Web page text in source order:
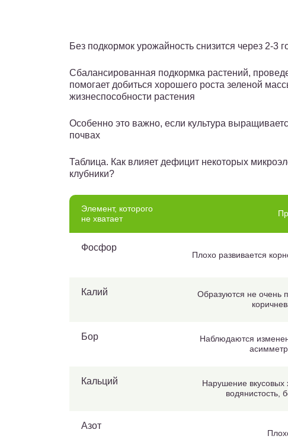
Без подкормок урожайность снизится через 2-3
Сбалансированная подкормка растений,
помогает добиться хорошего роста зеленой
жизнеспособности растения
Особенно это важно, если культура
почвах
Таблица. Как влияет дефицит некоторых
клубники?
Элемент, которого
не хватает
Фосфор
Плохо развивается
Калий
Образуются не очень
Бор
Наблюдаются
Кальций
Нарушение
водянистость,
Азот